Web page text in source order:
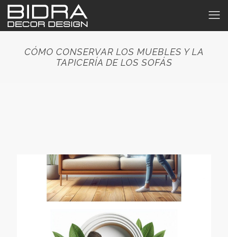
CÓMO CONSERVAR LOS MUEBLES Y LA
TAPICERÍA DE LOS SOFÁS